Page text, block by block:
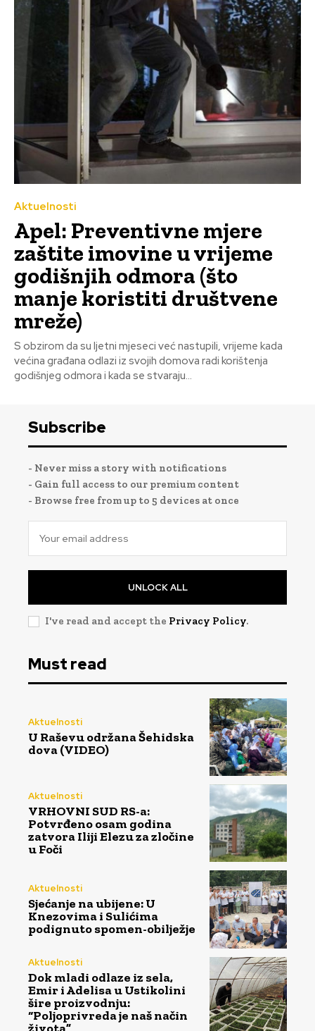
Aktuelnosti
Apel: Preventivne mjere
zaštite imovine u vrijeme
godišnjih odmora (što
manje koristiti društvene
mreže)
S obzirom da su ljetni mjeseci već nastupili, vrijeme kada
većina građana odlazi iz svojih domova radi korištenja
godišnjeg odmora i kada se stvaraju...
Subscribe
- Never miss a story with notifications
- Gain full access to our premium content
- Browse free from up to 5 devices at once
UNLOCK ALL
I've read and accept the Privacy Policy.
Must read
Aktuelnosti
U Raševu održana Šehidska
dova (VIDEO)
Aktuelnosti
VRHOVNI SUD RS-a:
Potvrđeno osam godina
zatvora Iliji Elezu za zločine
u Foči
Aktuelnosti
Sjećanje na ubijene: U
Knezovima i Sulićima
podignuto spomen-obilježje
Aktuelnosti
Dok mladi odlaze iz sela,
Emir i Adelisa u Ustikolini
šire proizvodnju:
“Poljoprivreda je naš način
života”